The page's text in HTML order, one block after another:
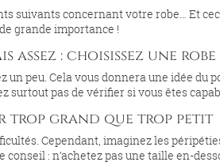
suivants concernant votre robe… Et
grande importance !
assez : choisissez une
un peu. Cela vous donnera une idée du
surtout pas de vérifier si vous êtes
trop grand que trop petit
Cependant, imaginez les
: n’achetez pas une taille en-